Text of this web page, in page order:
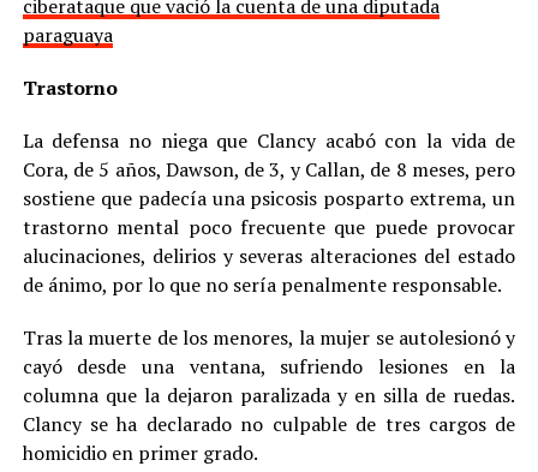
ciberataque que vació la cuenta de una diputada
paraguaya
Trastorno
La defensa no niega que Clancy acabó con la vida de
Cora, de 5 años, Dawson, de 3, y Callan, de 8 meses, pero
sostiene que padecía una psicosis posparto extrema, un
trastorno mental poco frecuente que puede provocar
alucinaciones, delirios y severas alteraciones del estado
de ánimo, por lo que no sería penalmente responsable.
Tras la muerte de los menores, la mujer se autolesionó y
cayó desde una ventana, sufriendo lesiones en la
columna que la dejaron paralizada y en silla de ruedas.
Clancy se ha declarado no culpable de tres cargos de
homicidio en primer grado.